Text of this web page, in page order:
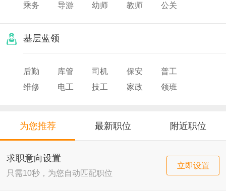
乘务
导游 幼师 教师
公关
基层蓝领
后勤 库管 司机 保安
普工
维修
电工 技工 家政
领班
为您推荐 最新职位 附近职位
求职意向设置
只需10秒，为您自动匹配职位
立即设置